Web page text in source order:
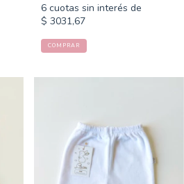
6 cuotas sin interés de
$ 3031,67
COMPRAR